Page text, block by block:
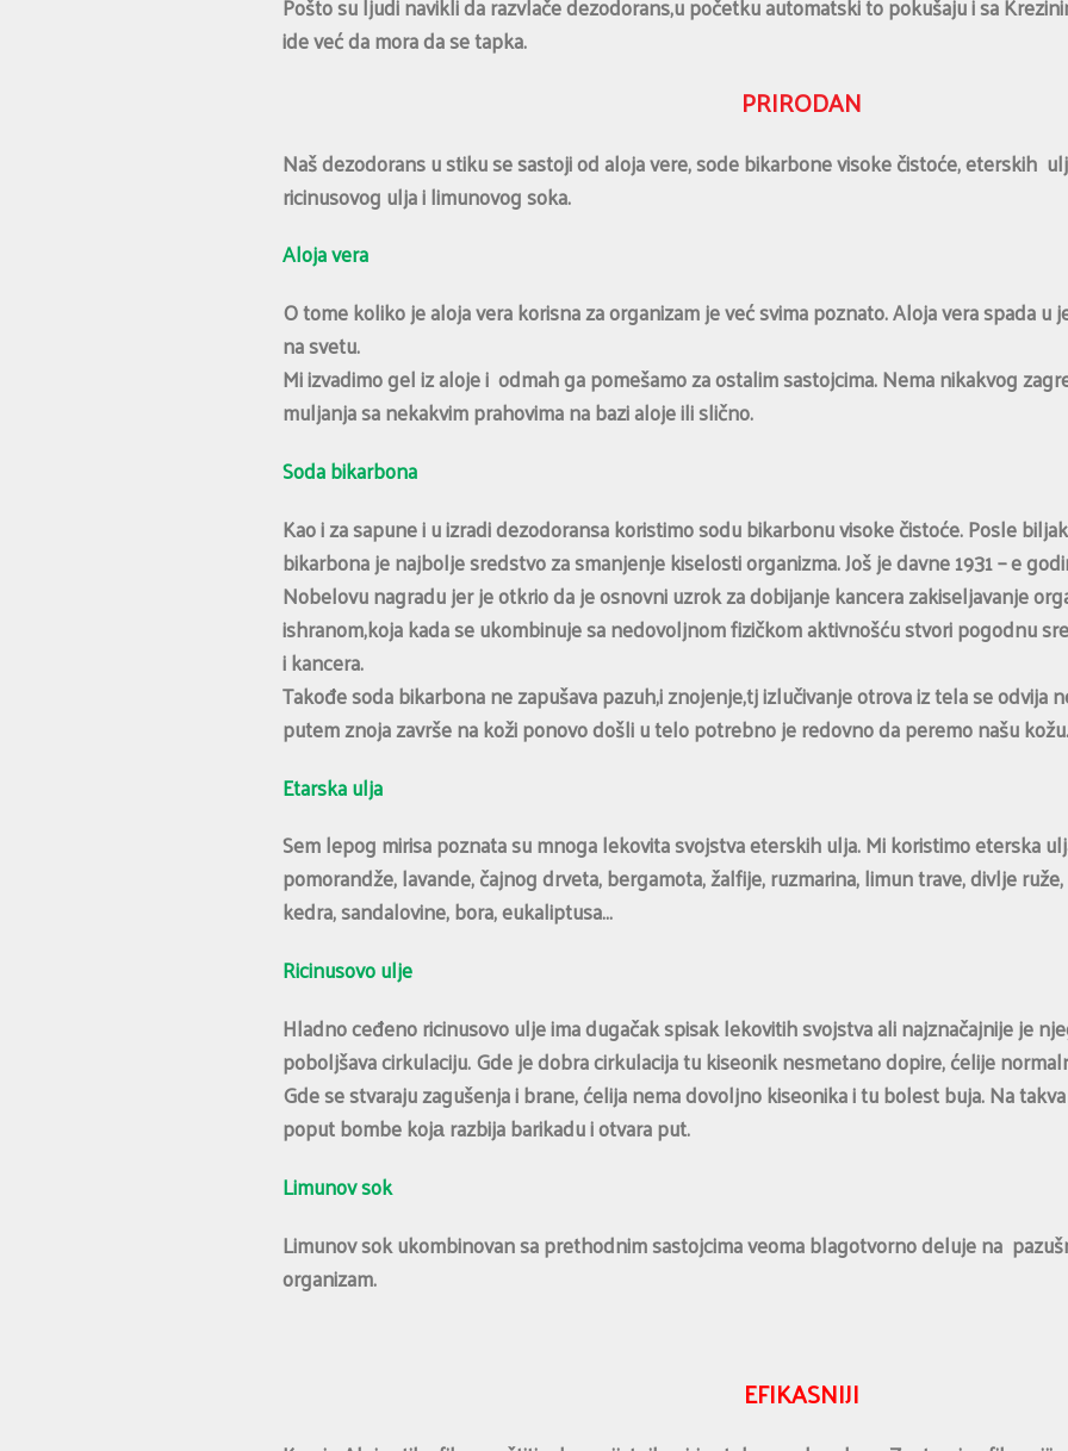
ide već da mora da se tapka.
PRIRODAN
Naš dezodorans u stiku se sastoji od aloja vere, sode bikarbone visoke čistoće, eterskih
ricinusovog ulja i limunovog soka.
Aloja vera
O tome koliko je aloja vera korisna za organizam je već svima poznato. Aloja vera spada
na svetu.
Mi izvadimo gel iz aloje i odmah ga pomešamo za ostalim sastojcima. Nema nikakvog
muljanja sa nekakvim prahovima na bazi aloje ili slično.
Soda bikarbona
Kao i za sapune i u izradi dezodoransa koristimo sodu bikarbonu visoke čistoće. Posle
bikarbona je najbolje sredstvo za smanjenje kiselosti organizma. Još je davne 1931 – e
Nobelovu nagradu jer je otkrio da je osnovni uzrok za dobijanje kancera zakiseljavanje
ishranom,koja kada se ukombinuje sa nedovoljnom fizičkom aktivnošću stvori pogodnu
i kancera.
Takođe soda bikarbona ne zapušava pazuh,i znojenje,tj izlučivanje otrova iz tela se odvija
putem znoja završe na koži ponovo došli u telo potrebno je redovno da peremo našu kožu.
Etarska ulja
Sem lepog mirisa poznata su mnoga lekovita svojstva eterskih ulja. Mi koristimo eterska
pomorandže, lavande, čajnog drveta, bergamota, žalfije, ruzmarina, limun trave, divlje
kedra, sandalovine, bora, eukaliptusa…
Ricinusovo ulje
Hladno ceđeno ricinusovo ulje ima dugačak spisak lekovitih svojstva ali najznačajnije je
poboljšava cirkulaciju. Gde je dobra cirkulacija tu kiseonik nesmetano dopire, ćelije
Gde se stvaraju zagušenja i brane, ćelija nema dovoljno kiseonika i tu bolest buja. Na
poput bombe kojа razbija barikadu i otvara put.
Limunov sok
Limunov sok ukombinovan sa prethodnim sastojcima veoma blagotvorno deluje na
organizam.
EFIKASNIJI